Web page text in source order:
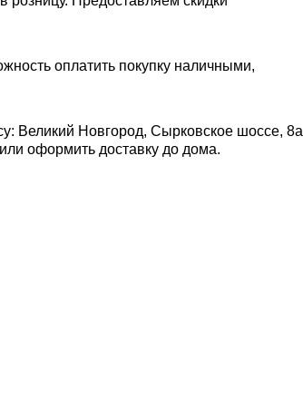
оплатить покупку наличными,
Великий Новгород, Сырковское шоссе, 8а
оформить доставку до дома.